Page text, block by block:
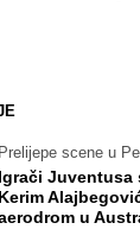
Prelijepe scene u
Igrači
Kerim
u